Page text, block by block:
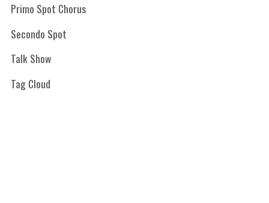
Primo Spot Chorus
Secondo Spot
Talk Show
Tag Cloud